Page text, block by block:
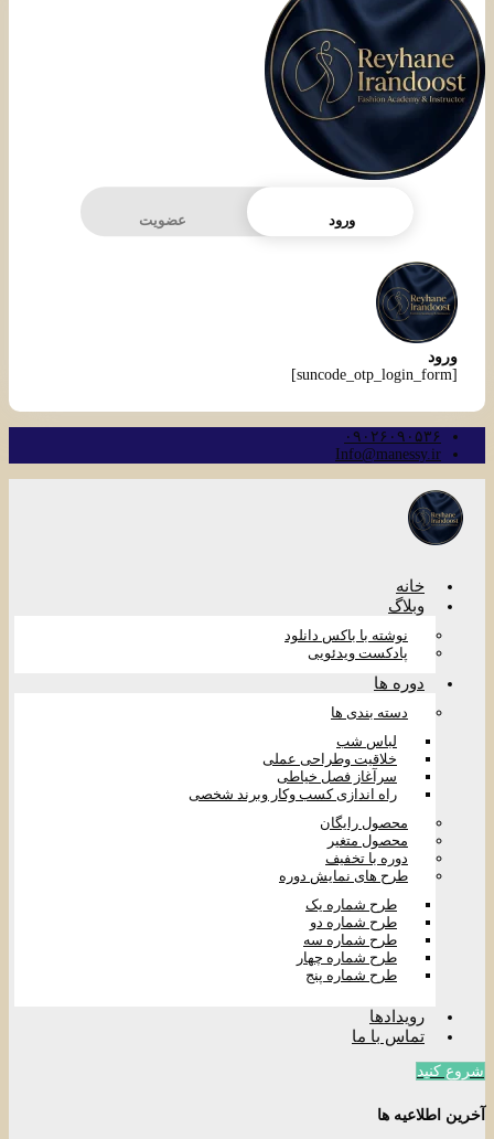
ورود عضویت
ورود
[suncode_otp_login_form]
۰۹۰۲۶۰۹۰۵۳۶
Info@manessy.ir
خانه
وبلاگ
نوشته با باکس دانلود
پادکست ویدئویی
دوره ها
دسته بندی ها
لباس شب
خلاقیت وطراحی عملی
سرآغاز فصل خیاطی
راه اندازی کسب وکار وبرند شخصی
محصول رایگان
محصول متغیر
دوره با تخفیف
طرح های نمایش دوره
طرح شماره یک
طرح شماره دو
طرح شماره سه
طرح شماره چهار
طرح شماره پنج
رویدادها
تماس با ما
شروع کنید
آخرین اطلاعیه ها